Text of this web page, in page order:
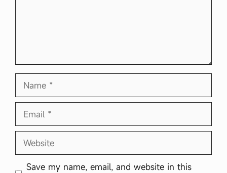
Name
Email
Website
Save my name, email, and website in this